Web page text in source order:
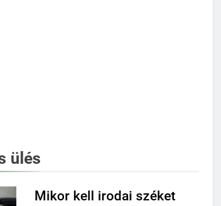
ülés
Mikor kell irodai széket